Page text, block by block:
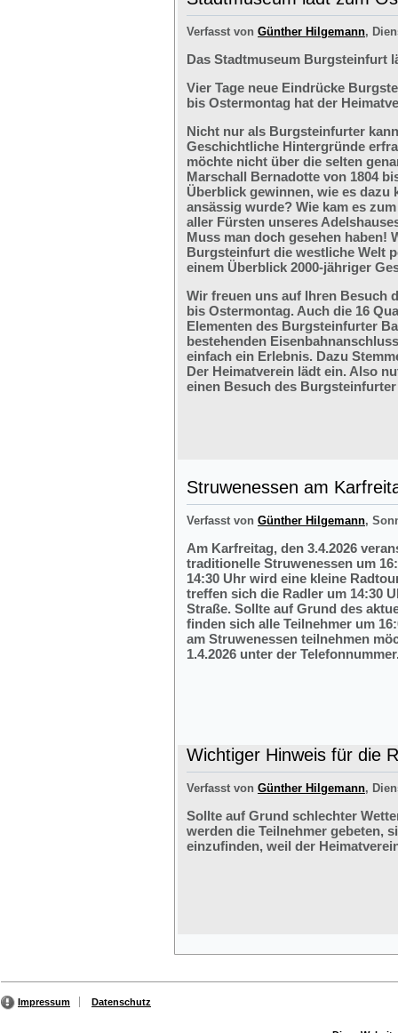
Verfasst von Günther Hilgemann,
Das Stadtmuseum Burgsteinfurt
Vier Tage neue Eindrücke
bis Ostermontag hat der
Nicht nur als Burgsteinfurter
Geschichtliche Hintergründe
möchte nicht über die selten
Marschall Bernadotte von 1804
Überblick gewinnen, wie es dazu
ansässig wurde? Wie kam es
aller Fürsten unseres
Muss man doch gesehen haben!
Burgsteinfurt die westliche Welt
einem Überblick 2000-jähriger
Wir freuen uns auf Ihren Besuch
bis Ostermontag. Auch die 16
Elementen des Burgsteinfurter
bestehenden
einfach ein Erlebnis. Dazu
Der Heimatverein lädt ein. Also
einen Besuch des
Struwenessen am
Verfasst von Günther Hilgemann,
Am Karfreitag, den 3.4.2026
traditionelle Struwenessen um
14:30 Uhr wird eine kleine
treffen sich die Radler um 14:30
Straße. Sollte auf Grund des
finden sich alle Teilnehmer um
am Struwenessen teilnehmen
1.4.2026 unter der
Wichtiger Hinweis für die
Verfasst von Günther Hilgemann,
Sollte auf Grund schlechter
werden die Teilnehmer gebeten,
einzufinden, weil der
Impressum Datenschutz